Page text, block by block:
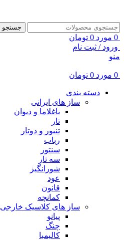
جستجو
0 مورد 0 تومان
ورود / ثبت نام
منو
0 مورد 0 تومان
دسته بندی
ساز های ایرانی
باغلاما و دیوان
تار
تنبور و دوتار
رباب
سنتور
سه تار
شورانگیز
عود
قانون
کمانچه
ساز های کلاسیک خارجی
پیانو
چنگ
کالیمبا